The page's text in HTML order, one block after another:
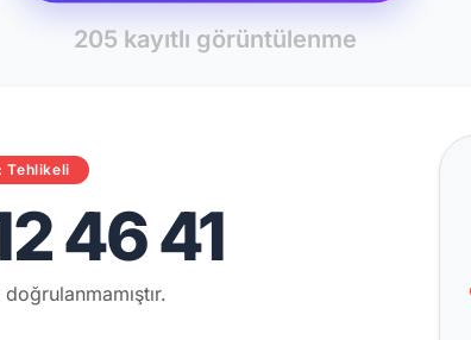
205 kayıtlı görüntülenme
Tehlikeli
46 41